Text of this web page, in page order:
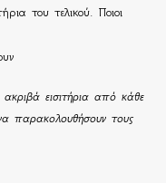
του τελικού. Ποιοι
εισιτήρια από κάθε
παρακολουθήσουν τους